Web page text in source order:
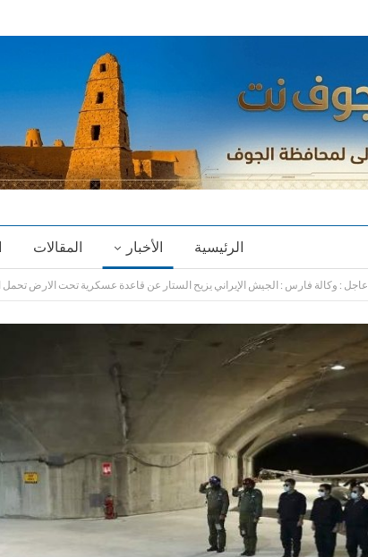
الرئيسية الأخبار المقالات
عاجل : وكالة فارس : الجيش الإيراني يزيح الستار عن قاعدة عسكرية تحت الارض تحمل